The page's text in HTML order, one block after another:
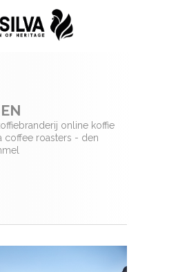
online koffie
coffee roasters - den